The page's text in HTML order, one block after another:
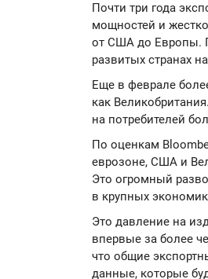
Почти три года
мощностей и
от США до Европы.
развитых странах
Еще в феврале
как
на потребителей
По оценкам
еврозоне, США и
Это огромный
в крупных
Это давление на
впервые за более
что общие
данные, которые